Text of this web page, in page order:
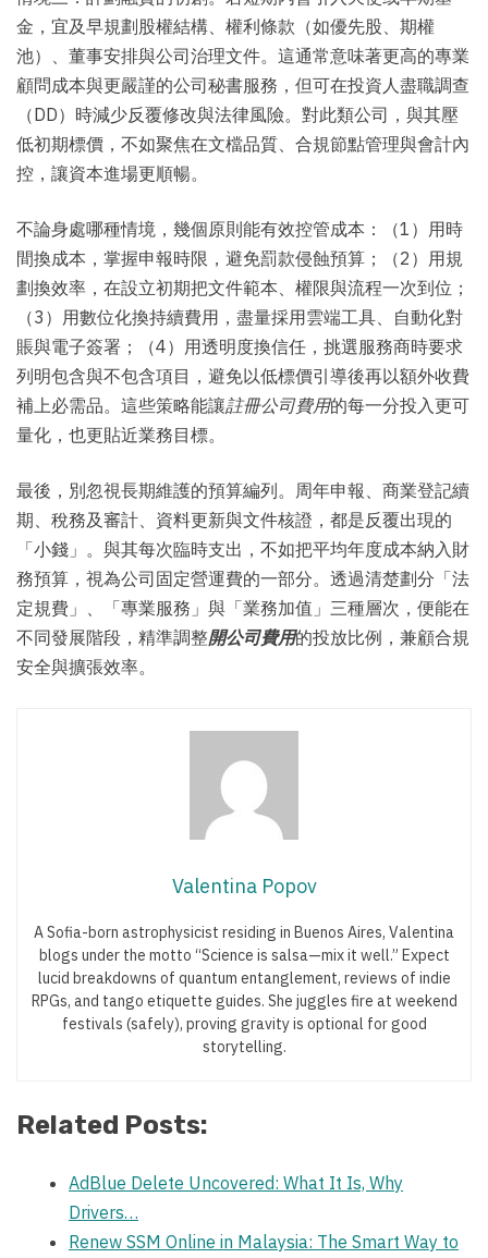
金，宜及早規劃股權結構、權利條款（如優先股、期權
池）、董事安排與公司治理文件。這通常意味著更高的專業
顧問成本與更嚴謹的公司秘書服務，但可在投資人盡職調查
（DD）時減少反覆修改與法律風險。對此類公司，與其壓
低初期標價，不如聚焦在文檔品質、合規節點管理與會計內
控，讓資本進場更順暢。
不論身處哪種情境，幾個原則能有效控管成本：（1）用時
間換成本，掌握申報時限，避免罰款侵蝕預算；（2）用規
劃換效率，在設立初期把文件範本、權限與流程一次到位；
（3）用數位化換持續費用，盡量採用雲端工具、自動化對
賬與電子簽署；（4）用透明度換信任，挑選服務商時要求
列明包含與不包含項目，避免以低標價引導後再以額外收費
補上必需品。這些策略能讓註冊公司費用的每一分投入更可
量化，也更貼近業務目標。
最後，別忽視長期維護的預算編列。周年申報、商業登記續
期、稅務及審計、資料更新與文件核證，都是反覆出現的
「小錢」。與其每次臨時支出，不如把平均年度成本納入財
務預算，視為公司固定營運費的一部分。透過清楚劃分「法
定規費」、「專業服務」與「業務加值」三種層次，便能在
不同發展階段，精準調整開公司費用的投放比例，兼顧合規
安全與擴張效率。
Valentina Popov
A Sofia-born astrophysicist residing in Buenos Aires, Valentina
blogs under the motto “Science is salsa—mix it well.” Expect
lucid breakdowns of quantum entanglement, reviews of indie
RPGs, and tango etiquette guides. She juggles fire at weekend
festivals (safely), proving gravity is optional for good
storytelling.
Related Posts:
AdBlue Delete Uncovered: What It Is, Why
Drivers…
Renew SSM Online in Malaysia: The Smart Way to